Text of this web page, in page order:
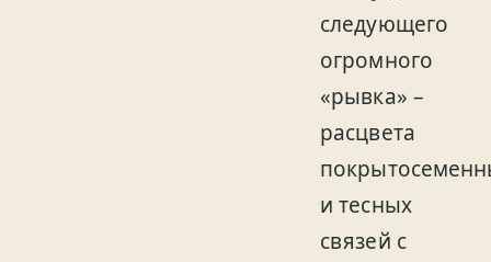
следующего
огромного
«рывка» –
расцвета
и тесных
связей с